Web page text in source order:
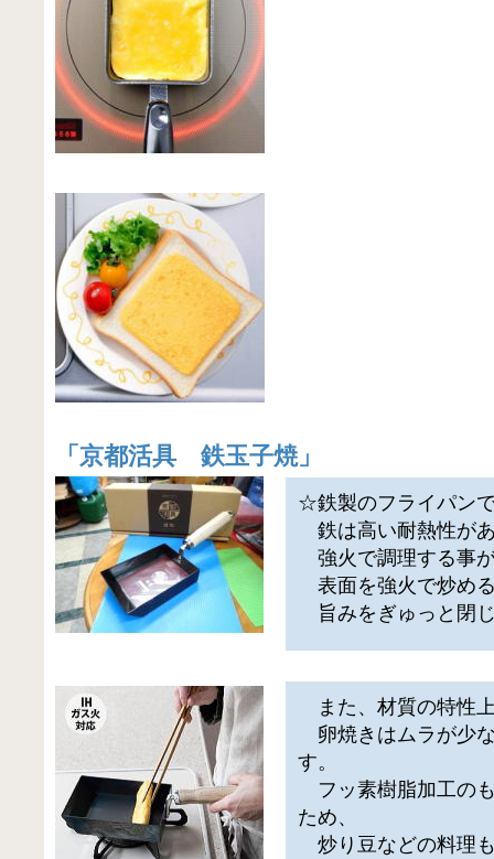
「 京都活具 鉄玉子焼」
☆鉄製のフライパン
鉄は高い耐熱性が
強火で調理する事
表面を強火で炒め
旨みをぎゅっと閉
また、材質の特性
卵焼きはムラが少
す。
フッ素樹脂加工の
ため、
炒り豆などの料理